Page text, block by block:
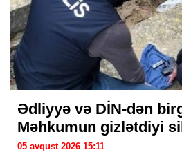
Ədliyyə və DİN-dən
Məhkumun gizlətdiyi
05 avqust 2026 15:11